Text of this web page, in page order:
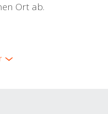
Ort ab.